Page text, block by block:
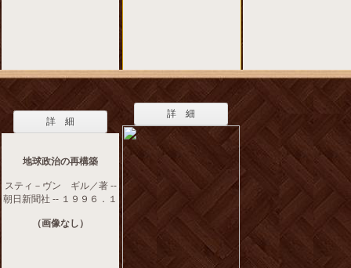
詳 細
地球政治の再構築
スティ－ヴン ギル／著 --
朝日新聞社 -- １９９６．１
（画像なし）
詳 細